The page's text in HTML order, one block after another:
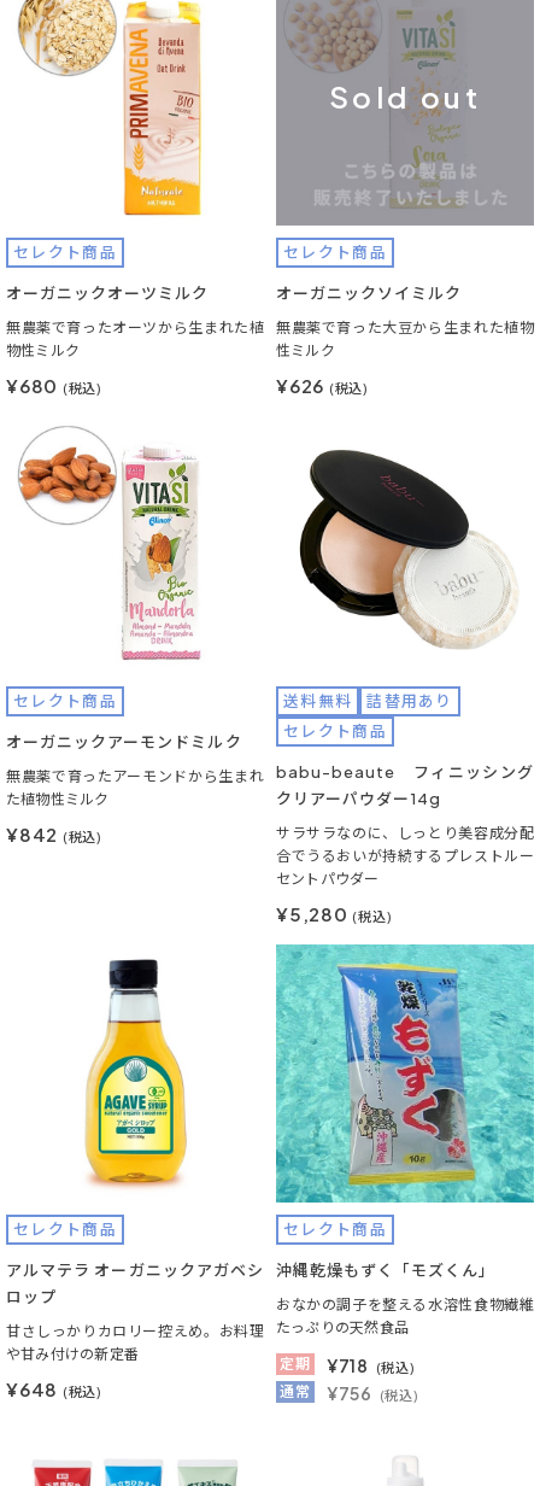
セレクト商品
オーガニックオーツミルク
無農薬で育ったオーツから生まれた植
物性ミルク
¥680 (税込)
Sold out
セレクト商品
オーガニックソイミルク
無農薬で育った大豆から生まれた植物
性ミルク
¥626 (税込)
セレクト商品
オーガニックアーモンドミルク
無農薬で育ったアーモンドから生まれ
た植物性ミルク
¥842 (税込)
送料無料
詰替用あり
セレクト商品
babu-beaute フィニッシング
クリアーパウダー14g
サラサラなのに、しっとり美容成分配
合でうるおいが持続するプレストルー
セントパウダー
¥5,280 (税込)
セレクト商品
アルマテラ オーガニックアガベシ
ロップ
甘さしっかりカロリー控えめ。お料理
や甘み付けの新定番
¥648 (税込)
セレクト商品
沖縄乾燥もずく「モズくん」
おなかの調子を整える水溶性食物繊維
たっぷりの天然食品
定期
¥718 (税込)
通常 ¥756 (税込)